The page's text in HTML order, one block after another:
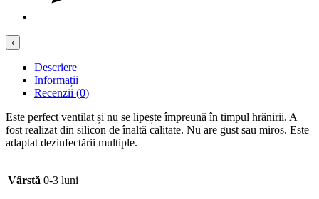
‹
Descriere
Informații
Recenzii (0)
Este perfect ventilat și nu se lipește împreună în timpul hrănirii. A
fost realizat din silicon de înaltă calitate. Nu are gust sau miros. Este
adaptat dezinfectării multiple.
Vârstă 0-3 luni